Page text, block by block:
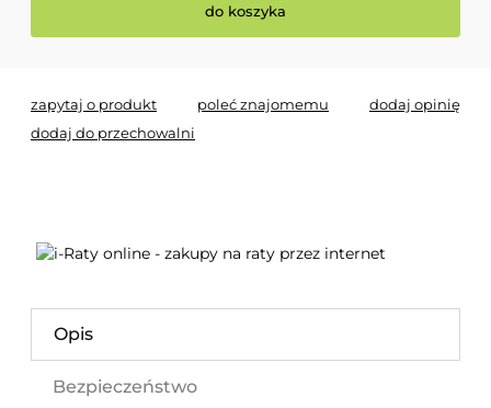
do koszyka
zapytaj o produkt poleć znajomemu
dodaj opinię
dodaj do przechowalni
Opis
Bezpieczeństwo